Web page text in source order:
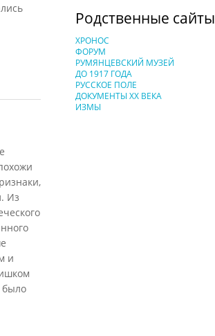
Из
и
было
Родственные сайты
ХРОНОС
ФОРУМ
РУМЯНЦЕВСКИЙ МУЗЕЙ
ДО 1917 ГОДА
РУССКОЕ ПОЛЕ
ДОКУМЕНТЫ XX ВЕКА
ИЗМЫ